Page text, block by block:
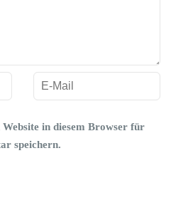
in diesem Browser für
speichern.